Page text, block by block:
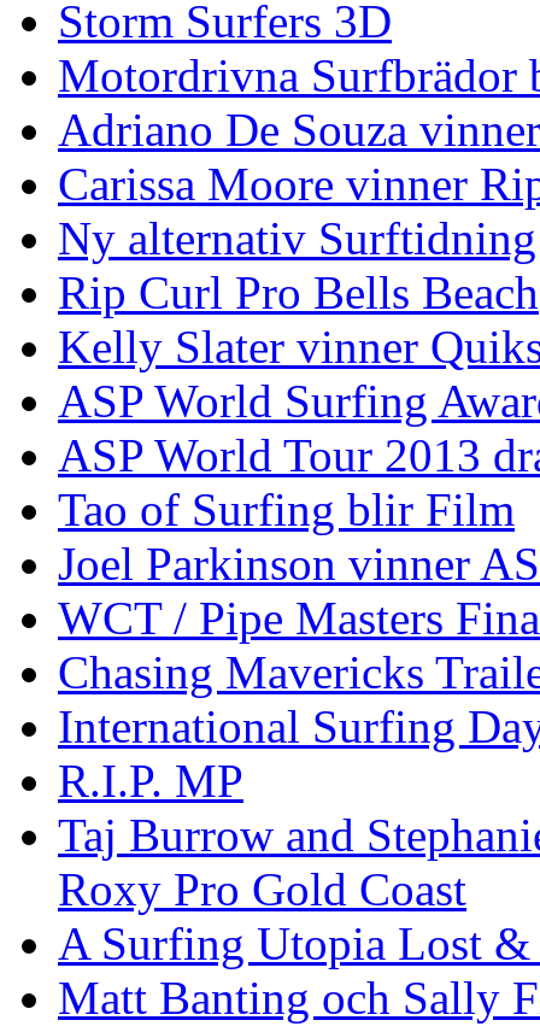
Storm Surfers 3D
Motordrivna Surfbrädor
Adriano De Souza
Carissa Moore vinner
Ny alternativ Surftidning
Rip Curl Pro Bells Beach
Kelly Slater vinner
ASP World Surfing
ASP World Tour 2013
Tao of Surfing blir Film
Joel Parkinson vinner
WCT / Pipe Masters
Chasing Mavericks
International Surfing
R.I.P. MP
Taj Burrow and
Roxy Pro Gold Coast
A Surfing Utopia Lost &
Matt Banting och Sally